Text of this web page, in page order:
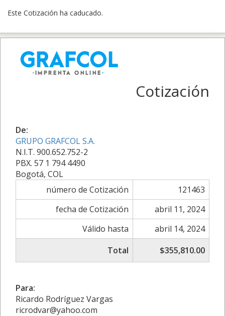
Este Cotización ha caducado.
Cotización
De:
GRUPO GRAFCOL S.A.
N.I.T. 900.652.752-2
PBX. 57 1 794 4490
Bogotá, COL
número de Cotización
121463
fecha de Cotización
abril 11, 2024
Válido hasta
abril 14, 2024
Total
$355,810.00
Para:
Ricardo Rodríguez Vargas
ricrodvar@yahoo.com